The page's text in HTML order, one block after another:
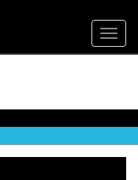
Toggle